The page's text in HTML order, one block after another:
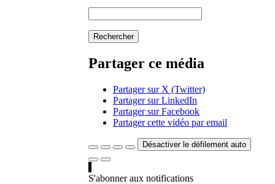
Rechercher
Partager ce média
Partager sur X (Twitter)
Partager sur LinkedIn
Partager sur Facebook
Partager cette vidéo par email
Désactiver le défilement auto
S'abonner aux notifications